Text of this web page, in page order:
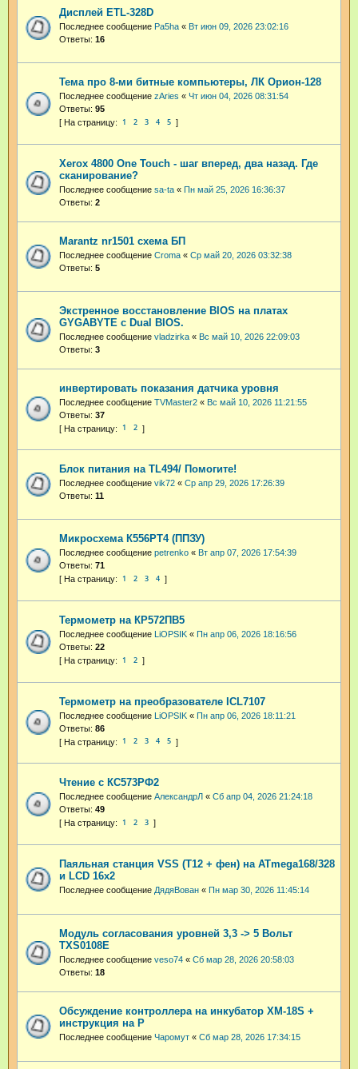
Дисплей ETL-328D
Последнее сообщение Pa5ha « Вт июн 09, 2026 23:02:16
Ответы: 16
Тема про 8-ми битные компьютеры, ЛК Орион-128
Последнее сообщение zAries « Чт июн 04, 2026 08:31:54
Ответы: 95
1 2 3 4 5
Xerox 4800 One Touch - шаг вперед, два назад. Где
сканирование?
Последнее сообщение sa-ta « Пн май 25, 2026 16:36:37
Ответы: 2
Marantz nr1501 схема БП
Последнее сообщение Croma « Ср май 20, 2026 03:32:38
Ответы: 5
Экстренное восстановление BIOS на платах
GYGABYTE с Dual BIOS.
Последнее сообщение vladzirka « Вс май 10, 2026 22:09:03
Ответы: 3
инвертировать показания датчика уровня
Последнее сообщение TVMaster2 « Вс май 10, 2026 11:21:55
Ответы: 37
1 2
Блок питания на TL494/ Помогите!
Последнее сообщение vik72 « Ср апр 29, 2026 17:26:39
Ответы: 11
Микросхема К556РТ4 (ППЗУ)
Последнее сообщение petrenko « Вт апр 07, 2026 17:54:39
Ответы: 71
1 2 3 4
Термометр на КР572ПВ5
Последнее сообщение LiOPSIK « Пн апр 06, 2026 18:16:56
Ответы: 22
1 2
Термометр на преобразователе ICL7107
Последнее сообщение LiOPSIK « Пн апр 06, 2026 18:11:21
Ответы: 86
1 2 3 4 5
Чтение с КС573РФ2
Последнее сообщение АлександрЛ « Сб апр 04, 2026 21:24:18
Ответы: 49
1 2 3
Паяльная станция VSS (T12 + фен) на ATmega168/328
и LCD 16x2
Последнее сообщение ДядяВован « Пн мар 30, 2026 11:45:14
Модуль согласования уровней 3,3 -> 5 Вольт
TXS0108E
Последнее сообщение veso74 « Сб мар 28, 2026 20:58:03
Ответы: 18
Обсуждение контроллера на инкубатор XM-18S +
инструкция на Р
Последнее сообщение Чаромут « Сб мар 28, 2026 17:34:15